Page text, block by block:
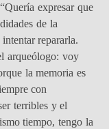
expresar que
de la
repararla.
arqueólogo: voy
la memoria es
con
terribles y el
tiempo, tengo la